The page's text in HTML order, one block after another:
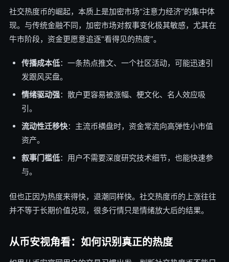
社交热度币的崛起，本质上是加密市场“注意力经济”的集中体
现。与传统金融不同，加密市场对叙事变化极其敏感，尤其在
牛市阶段，资金更愿意追逐“看得见的热度”。
传播成本低：一条热点推文、一个社区活动，可能迅速引
发跟风买盘。
情绪驱动强：散户更容易被涨幅、梗文化、名人效应吸
引。
流动性迁移快：主流币横盘时，资金常流向高弹性小市值
资产。
叙事门槛低：用户不需要深度研究技术细节，也能快速参
与。
但也正因为热度来得快，退潮同样快。社交热度币的上涨往往
并不等于长期价值兑现，很多行情只是情绪放大后的结果。
从币安视角看：如何识别真正的热度